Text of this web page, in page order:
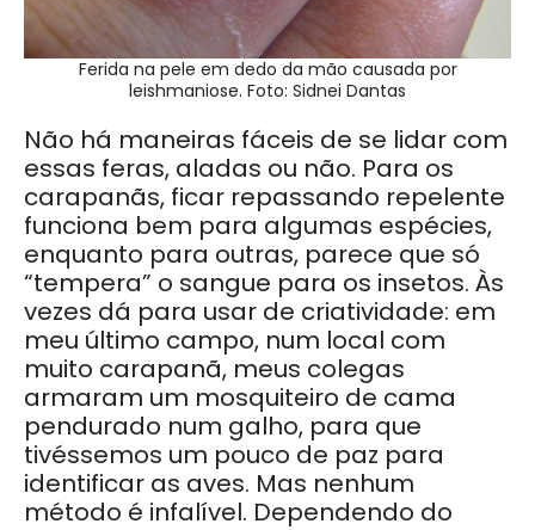
Ferida na pele em dedo da mão causada por
leishmaniose. Foto: Sidnei Dantas
Não há maneiras fáceis de se lidar com
essas feras, aladas ou não. Para os
carapanãs, ficar repassando repelente
funciona bem para algumas espécies,
enquanto para outras, parece que só
“tempera” o sangue para os insetos. Às
vezes dá para usar de criatividade: em
meu último campo, num local com
muito carapanã, meus colegas
armaram um mosquiteiro de cama
pendurado num galho, para que
tivéssemos um pouco de paz para
identificar as aves. Mas nenhum
método é infalível. Dependendo do